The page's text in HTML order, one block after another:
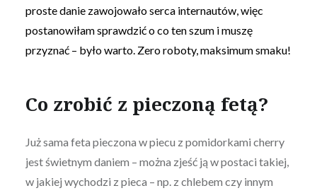
proste danie zawojowało serca internautów, więc
postanowiłam sprawdzić o co ten szum i muszę
przyznać – było warto. Zero roboty, maksimum smaku!
Co zrobić z pieczoną fetą?
Już sama feta pieczona w piecu z pomidorkami cherry
jest świetnym daniem – można zjeść ją w postaci takiej,
w jakiej wychodzi z pieca – np. z chlebem czy innym